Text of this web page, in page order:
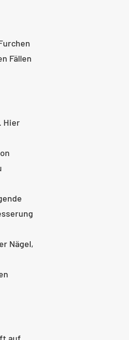
Fällen
Hier
Nägel,